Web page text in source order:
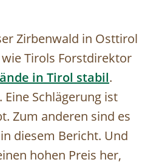
Zirbenwald in Osttirol
Tirols Forstdirektor
in Tirol stabil.
Schlägerung ist
Zum anderen sind es
diesem Bericht. Und
hohen Preis her,